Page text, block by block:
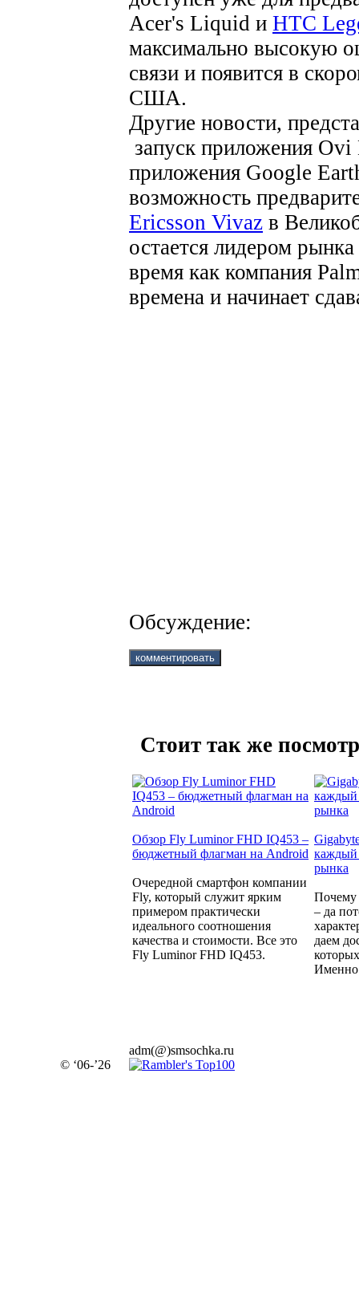
Acer's Liquid и HTC
максимально высокую
связи и появится в
США.
Другие новости,
запуск приложения
приложения Google
возможность
Ericsson Vivaz в
остается лидером
время как компания
времена и начинает
Обсуждение:
Стоит так же
Обзор Fly Luminor FHD IQ453 –
бюджетный флагман на Android
Очередной смартфон компании
Fly, который служит ярким
примером практически
идеального соотношения
качества и стоимости. Все это
Fly Luminor FHD IQ453.
каждый
рынка
Почему
– да
даем
Именно
© ‘06-’26
adm(@)smsochka.ru